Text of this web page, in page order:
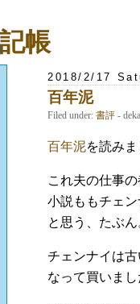
帳
2018/2/17
百年泥
Filed under: 書評 -
百年泥を読み
これ夫の仕事
小説ももチェ
と思う、たぶん
チェンナイは
なって買いまし